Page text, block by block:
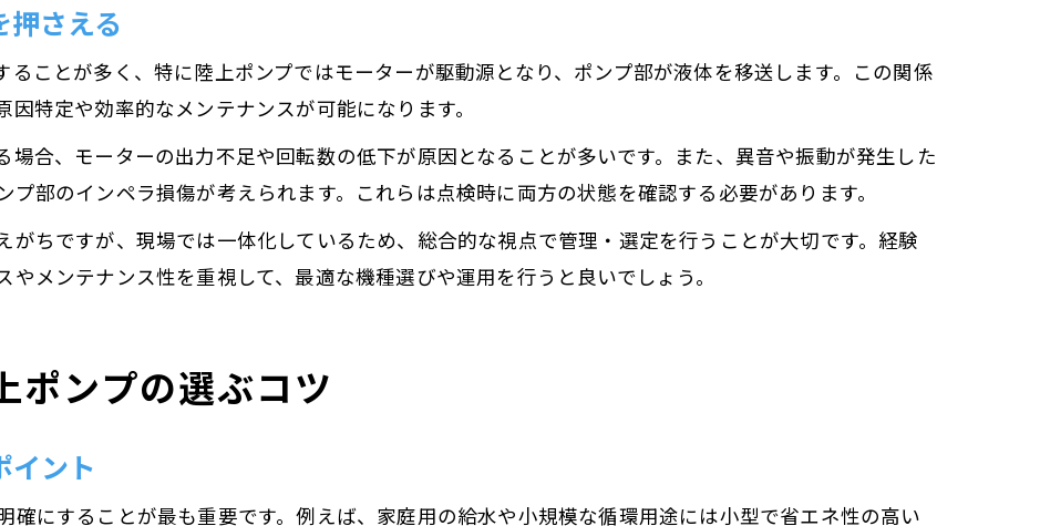
さえる
ることが多く、特に陸上ポンプではモーターが駆動源となり、ポンプ部が液体を移送します。この関係
特定や効率的なメンテナンスが可能になります。
場合、モーターの出力不足や回転数の低下が原因となることが多いです。また、異音や振動が発生した
部のインペラ損傷が考えられます。これらは点検時に両方の状態を確認する必要があります。
がちですが、現場では一体化しているため、総合的な視点で管理・選定を行うことが大切です。経験
メンテナンス性を重視して、最適な機種選びや運用を行うと良いでしょう。
ポンプの選ぶコツ
イント
確にすることが最も重要です。例えば、家庭用の給水や小規模な循環用途には小型で省エネ性の高い